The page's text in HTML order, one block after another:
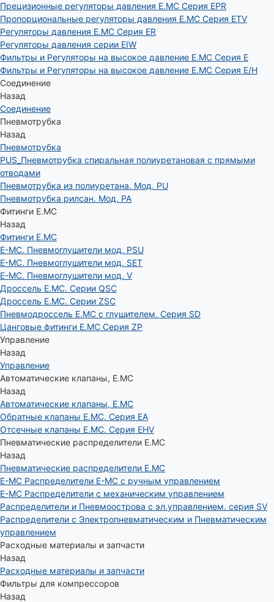
Прецизионные регуляторы давления E.MC Серия EPR
Пропорциональные регуляторы давления E.MC Серия ETV
Регуляторы давления E.MC Серия ER
Регуляторы давления серии EIW
Фильтры и Регуляторы на высокое давление E.MC Серия E
Фильтры и Регуляторы на высокое давление E.MC Серия E/H
Соединение
Назад
Соединение
Пневмотрубка
Назад
Пневмотрубка
PUS_Пневмотрубка спиральная полиуретановая с прямыми
отводами
Пневмотрубка из полиуретана. Мод. РU
Пневмотрубка рилсан. Мод. PA
Фитинги E.MC
Назад
Фитинги E.MC
E-MC. Пневмоглушители мод. PSU
E-MC. Пневмоглушители мод. SET
E-MC. Пневмоглушители мод. V
Дроссель E.MC. Серии QSC
Дроссель E.MC. Серии ZSC
Пневмодроссель E.MC с глушителем. Серия SD
Цанговые фитинги E.MC Серия ZP
Управление
Назад
Управление
Автоматические клапаны, Е.МС
Назад
Автоматические клапаны, Е.МС
Обратные клапаны E.MC. Серия EA
Отсечные клапаны E.MC. Серия EHV
Пневматические распределители E.MC
Назад
Пневматические распределители E.MC
E-MC Распределители E-MC с ручным управлением
E-MC Распределители с механическим управлением
Распределители и Пневмоострова с эл.управлением. серия SV
Распределители с Электропневматическим и Пневматическим
управлением
Расходные материалы и запчасти
Назад
Расходные материалы и запчасти
Фильтры для компрессоров
Назад